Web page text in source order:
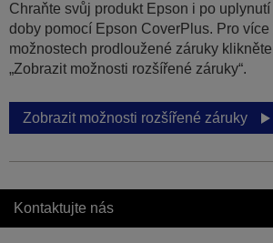
Chraňte svůj produkt Epson i po
doby pomocí Epson CoverPlus. Pro více
možnostech prodloužené záruky
„Zobrazit možnosti rozšířené záruky“.
Zobrazit možnosti rozšířené záruky
Kontaktujte nás